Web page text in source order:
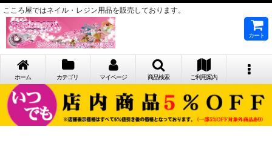
こころ屋ではネイル・レジン用品を販売しております。
カート
ホーム カテゴリ マイページ 商品検索 ご利用案内